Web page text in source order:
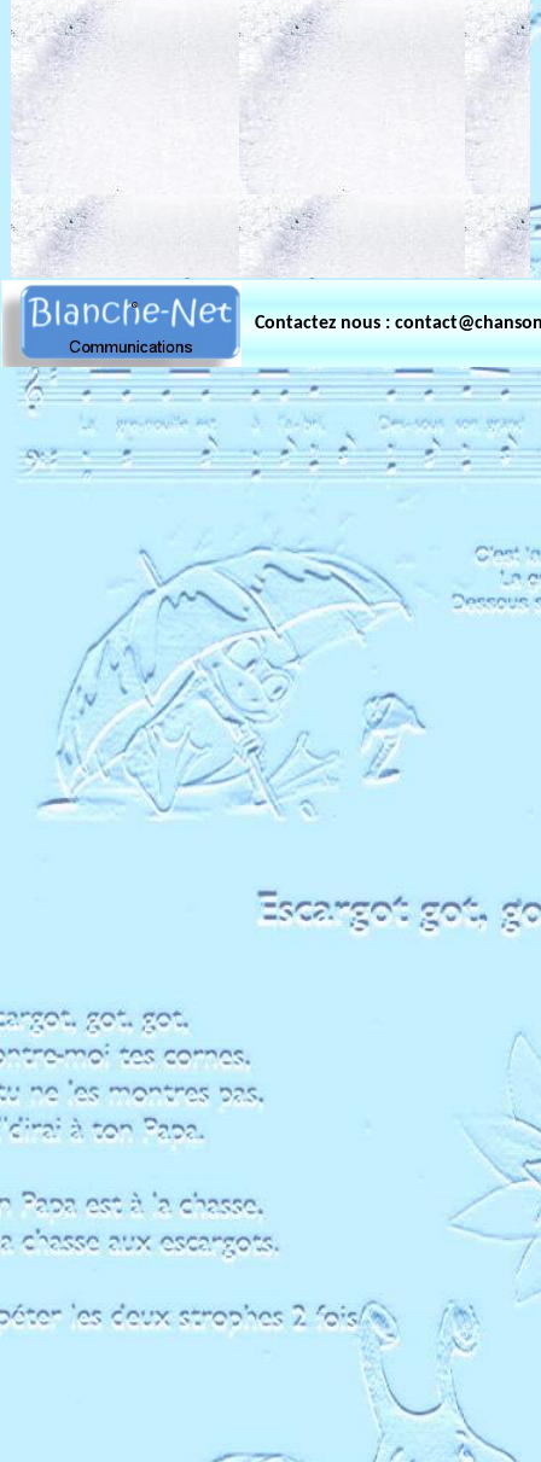
Contactez nous :